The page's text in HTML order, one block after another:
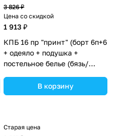
3 826 ₽
Цена со скидкой
1 913 ₽
КПБ 16 пр "принт" (борт 6п+6
+ одеяло + подушка +
постельное белье (бязь/
в ассортименте.
В корзину
Старая цена